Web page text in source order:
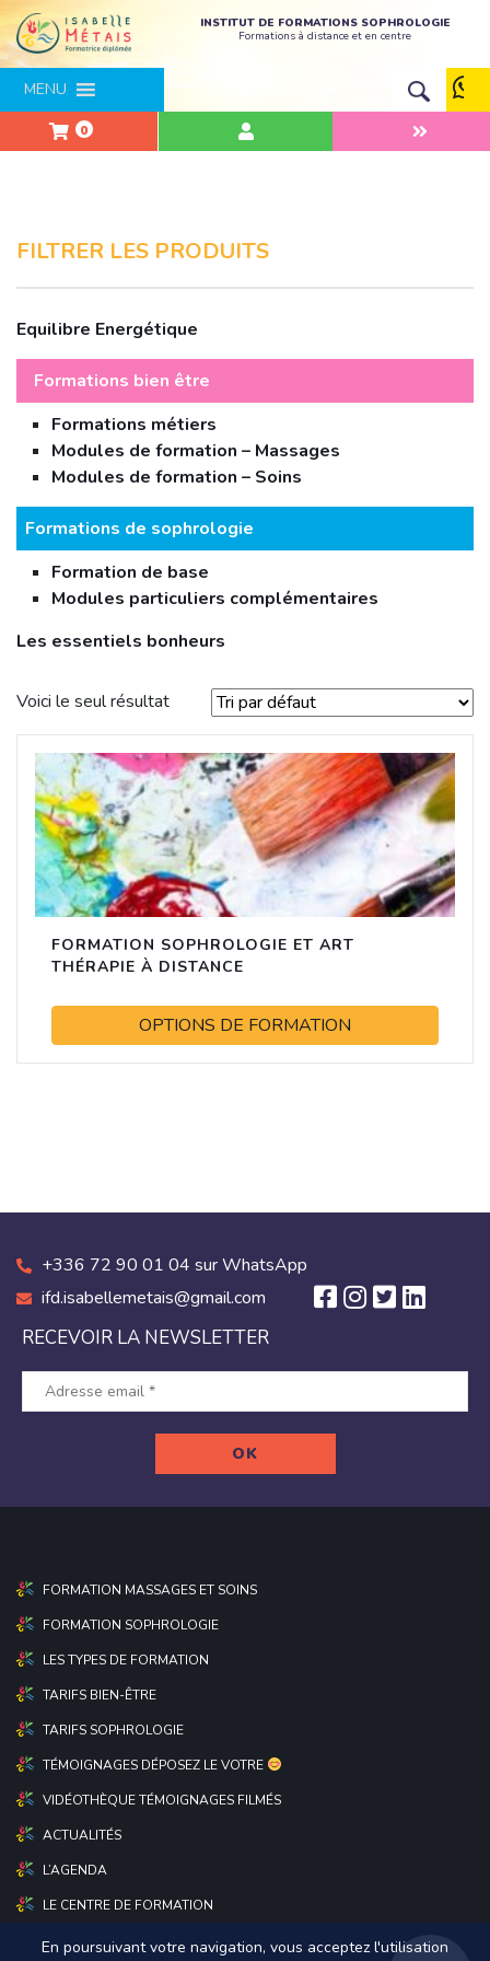
INSTITUT DE FORMATIONS SOPHROLOGIE
Formations à distance et en centre
MENU
0
FILTRER LES PRODUITS
Equilibre Energétique
Formations bien être
Formations métiers
Modules de formation – Massages
Modules de formation – Soins
Formations de sophrologie
Formation de base
Modules particuliers complémentaires
Les essentiels bonheurs
Voici le seul résultat
FORMATION SOPHROLOGIE ET ART
THÉRAPIE À DISTANCE
OPTIONS DE FORMATION
+336 72 90 01 04 sur WhatsApp
ifd.isabellemetais@gmail.com
RECEVOIR LA NEWSLETTER
FORMATION MASSAGES ET SOINS
FORMATION SOPHROLOGIE
LES TYPES DE FORMATION
TARIFS BIEN-ÊTRE
TARIFS SOPHROLOGIE
TÉMOIGNAGES DÉPOSEZ LE VOTRE
VIDÉOTHÈQUE TÉMOIGNAGES FILMÉS
ACTUALITÉS
L’AGENDA
LE CENTRE DE FORMATION
En poursuivant votre navigation, vous acceptez l'utilisation